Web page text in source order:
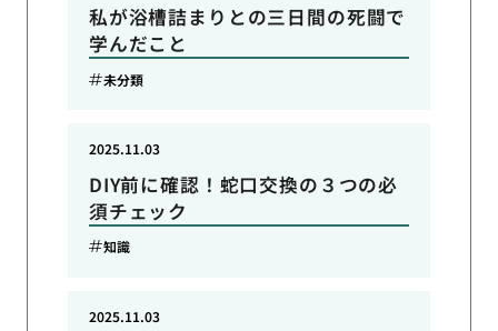
私が浴槽詰まりとの三日間の死闘で
学んだこと
未分類
DIY前に確認！蛇口交換の３つの必
須チェック
2025.11.03
知識
2025.11.03